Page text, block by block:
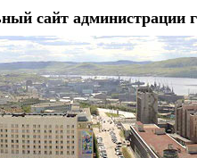
сайт администрации